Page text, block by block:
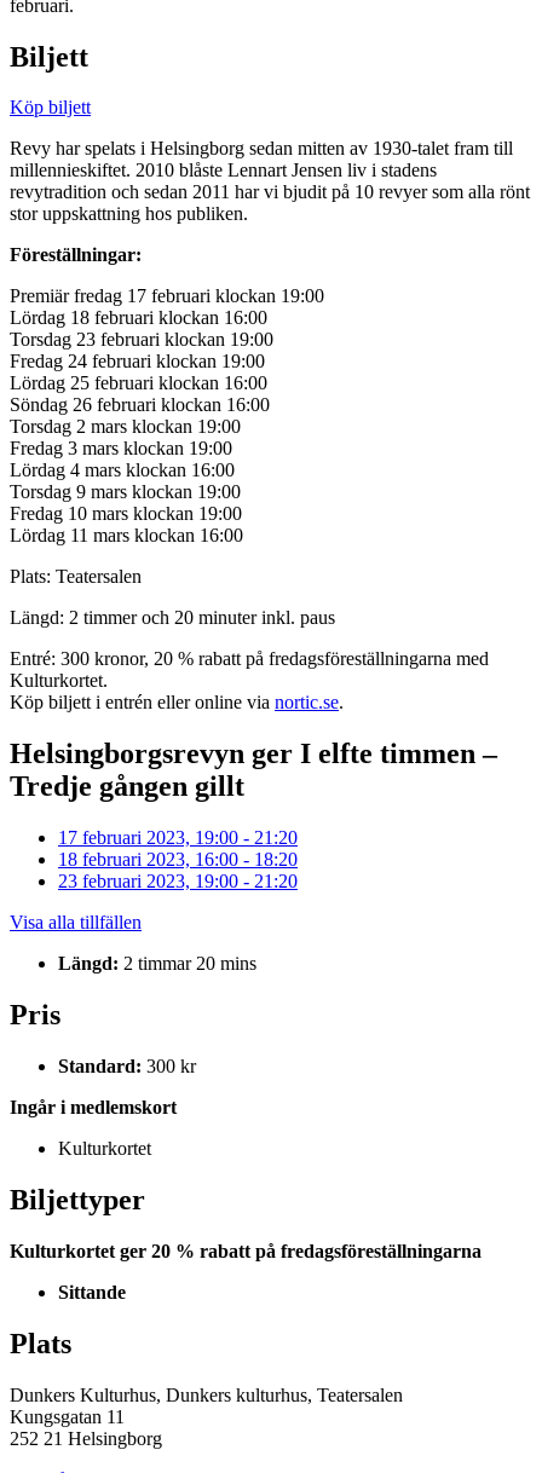
februari.
Biljett
Köp biljett
Revy har spelats i Helsingborg sedan mitten av 1930-talet fram till
millennieskiftet. 2010 blåste Lennart Jensen liv i stadens
revytradition och sedan 2011 har vi bjudit på 10 revyer som alla rönt
stor uppskattning hos publiken.
Föreställningar:
Premiär fredag 17 februari klockan 19:00
Lördag 18 februari klockan 16:00
Torsdag 23 februari klockan 19:00
Fredag 24 februari klockan 19:00
Lördag 25 februari klockan 16:00
Söndag 26 februari klockan 16:00
Torsdag 2 mars klockan 19:00
Fredag 3 mars klockan 19:00
Lördag 4 mars klockan 16:00
Torsdag 9 mars klockan 19:00
Fredag 10 mars klockan 19:00
Lördag 11 mars klockan 16:00
Plats: Teatersalen
Längd: 2 timmer och 20 minuter inkl. paus
Entré: 300 kronor, 20 % rabatt på fredagsföreställningarna med
Kulturkortet.
Köp biljett i entrén eller online via nortic.se.
Helsingborgsrevyn ger I elfte timmen –
Tredje gången gillt
17 februari 2023, 19:00 - 21:20
18 februari 2023, 16:00 - 18:20
23 februari 2023, 19:00 - 21:20
Visa alla tillfällen
Längd: 2 timmar 20 mins
Pris
Standard: 300 kr
Ingår i medlemskort
Kulturkortet
Biljettyper
Kulturkortet ger 20 % rabatt på fredagsföreställningarna
Sittande
Plats
Dunkers Kulturhus, Dunkers kulturhus, Teatersalen
Kungsgatan 11
252 21 Helsingborg